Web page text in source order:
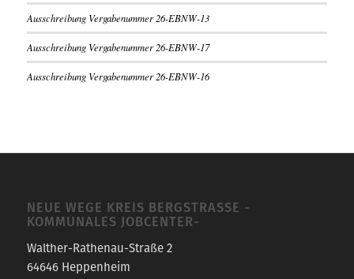
Ausschreibung Vergabenummer 26-EBNW-13
Ausschreibung Vergabenummer 26-EBNW-17
Ausschreibung Vergabenummer 26-EBNW-16
NEUE WEGE KREIS BERGSTRASSE -K
OMMUNALES JOBCENTER-
Walther-Rathenau-Straße 2
64646 Heppenheim